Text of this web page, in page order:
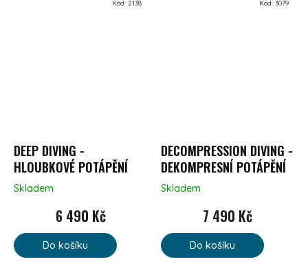
DEEP DIVING -
HLOUBKOVÉ POTÁPĚNÍ
Skladem
6 490 Kč
Do košíku
Kód: 2138
DECOMPRESSION DIVING -
DEKOMPRESNÍ POTÁPĚNÍ
Skladem
7 490 Kč
Do košíku
Kód: 3079